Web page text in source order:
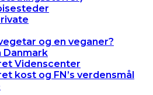
og en veganer?
Danmark
Videnscenter
kost og FN’s verdensmål